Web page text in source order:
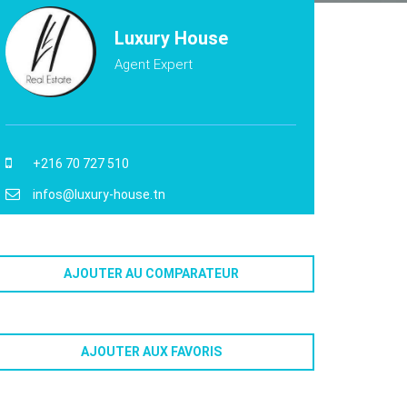
Luxury House
Agent Expert
+216 70 727 510
infos@luxury-house.tn
AJOUTER AU COMPARATEUR
AJOUTER AUX FAVORIS